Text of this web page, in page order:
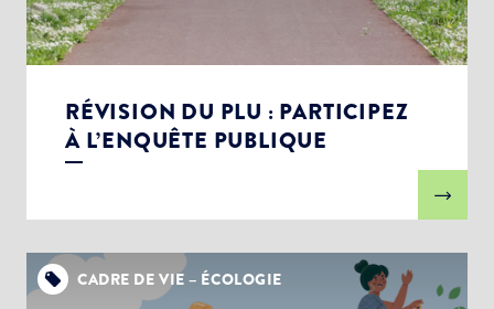
RÉVISION DU PLU : PARTICIPEZ
À L’ENQUÊTE PUBLIQUE
CADRE DE VIE – ÉCOLOGIE